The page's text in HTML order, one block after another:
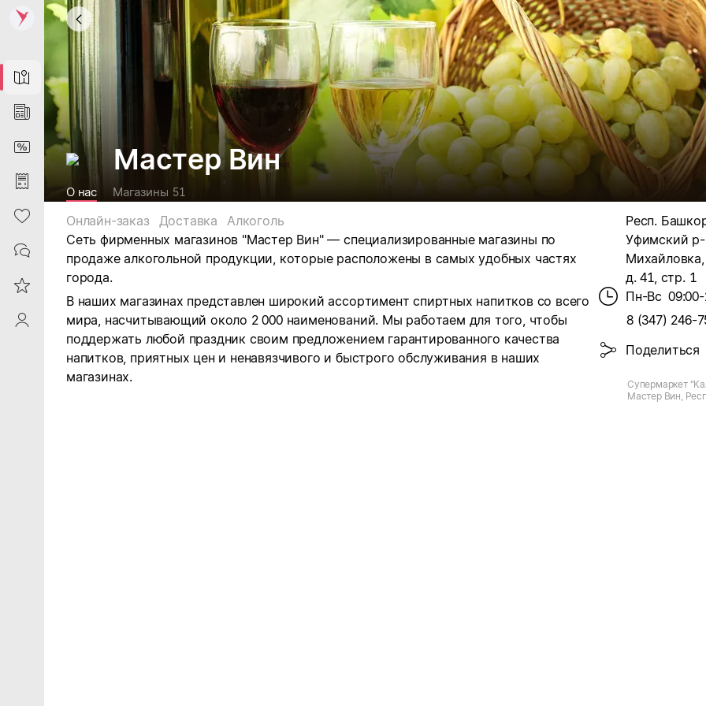
Map
News
DiscountCard
Purchases
Heart
Contacts
Reviews
ProfileSaby
Мастер Вин
О нас Магазины 51
Онлайн-заказ Доставка
Алкоголь
Сеть фирменных магазинов "Мастер Вин" — специализированные магазины по
продаже алкогольной продукции, которые расположены в самых удобных частях
города.
В наших магазинах представлен широкий ассортимент спиртных напитков со всего
мира, насчитывающий около 2 000 наименований. Мы работаем для того, чтобы
поддержать любой праздник своим предложением гарантированного качества
напитков, приятных цен и ненавязчивого и быстрого обслуживания в наших
магазинах.
Респ.
Уфимский р-
д. 41, стр. 1
Пн-Вс
8 (347) 246-
Поделиться
Супермаркет
Мастер Вин,